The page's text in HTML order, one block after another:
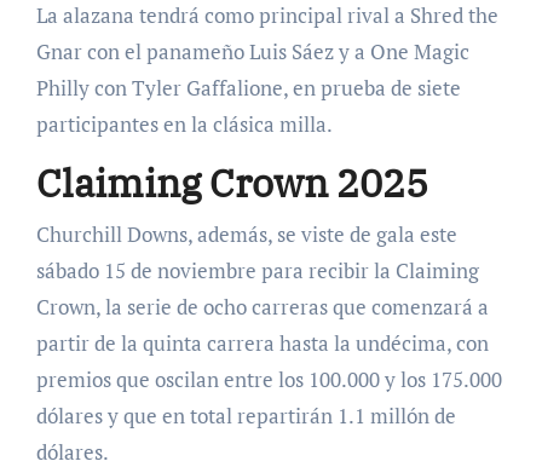
La alazana tendrá como principal rival a Shred the
Gnar con el panameño Luis Sáez y a One Magic
Philly con Tyler Gaffalione, en prueba de siete
participantes en la clásica milla.
Claiming Crown 2025
Churchill Downs, además, se viste de gala este
sábado 15 de noviembre para recibir la Claiming
Crown, la serie de ocho carreras que comenzará a
partir de la quinta carrera hasta la undécima, con
premios que oscilan entre los 100.000 y los 175.000
dólares y que en total repartirán 1.1 millón de
dólares.